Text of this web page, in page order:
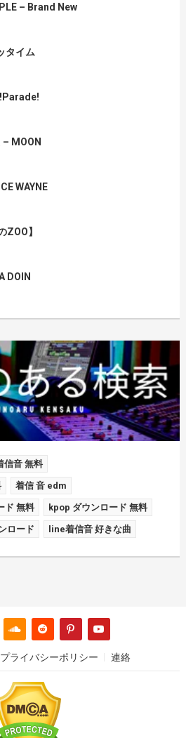
– Brand New
タイム
– MOON
WAYNE
ZOO】
DOIN
信音 無料
着信 音 edm
ド 無料 kpop ダウンロード 無料
ロード line着信音 好きな曲
プライバシーポリシー 連絡